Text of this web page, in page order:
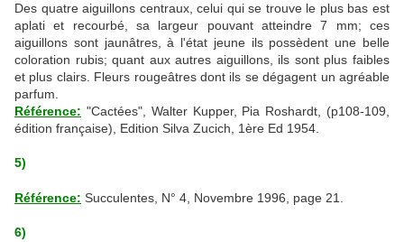
Des quatre aiguillons centraux, celui qui se trouve le plus bas est
aplati et recourbé, sa largeur pouvant atteindre 7 mm; ces
aiguillons sont jaunâtres, à l'état jeune ils possèdent une belle
coloration rubis; quant aux autres aiguillons, ils sont plus faibles
et plus clairs. Fleurs rougeâtres dont ils se dégagent un agréable
parfum.
Référence: "Cactées", Walter Kupper, Pia Roshardt, (p108-109,
édition française), Edition Silva Zucich, 1ère Ed 1954.
5)
Référence: Succulentes, N° 4, Novembre 1996, page 21.
6)